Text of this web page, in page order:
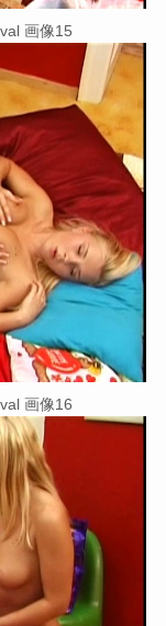
画像15
画像16